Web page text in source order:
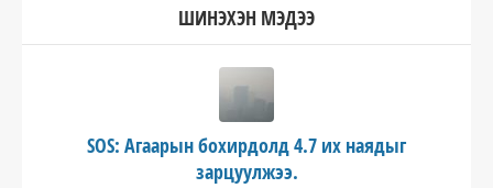
ШИНЭХЭН МЭДЭЭ
SOS: Агаарын бохирдолд 4.7 их наядыг
зарцуулжээ.